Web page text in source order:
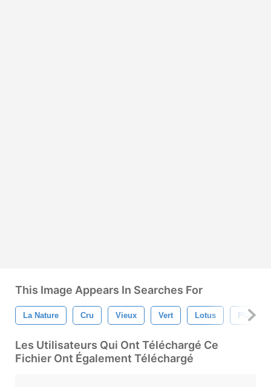
This Image Appears In Searches For
La Nature Cru Vieux Vert Lotus Plante
Les Utilisateurs Qui Ont Téléchargé Ce
Fichier Ont Également Téléchargé